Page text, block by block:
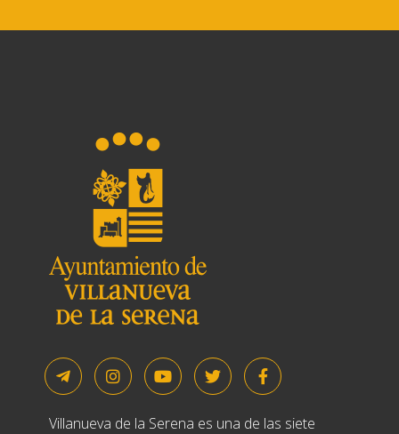
Villanueva de la Serena es una de las siete